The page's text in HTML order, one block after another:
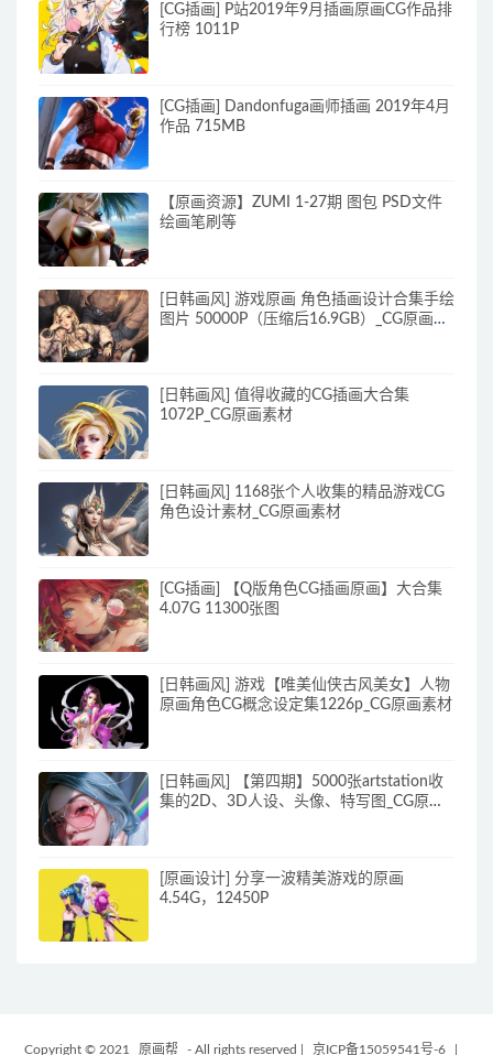
[CG插画] P站2019年9月插画原画CG作品排
行榜 1011P
[CG插画] Dandonfuga画师插画 2019年4月
作品 715MB
【原画资源】ZUMI 1-27期 图包 PSD文件
绘画笔刷等
[日韩画风] 游戏原画 角色插画设计合集手绘
图片 50000P（压缩后16.9GB）_CG原画资
[日韩画风] 值得收藏的CG插画大合集
1072P_CG原画素材
[日韩画风] 1168张个人收集的精品游戏CG
角色设计素材_CG原画素材
[CG插画] 【Q版角色CG插画原画】大合集
4.07G 11300张图
[日韩画风] 游戏【唯美仙侠古风美女】人物
原画角色CG概念设定集1226p_CG原画素材
[日韩画风] 【第四期】5000张artstation收
集的2D、3D人设、头像、特写图_CG原画
[原画设计] 分享一波精美游戏的原画
4.54G，12450P
Copyright © 2021 原画帮 - All rights reserved 京ICP备15059541号-6